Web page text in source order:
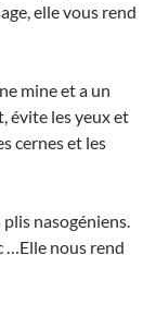
elle vous rend
mine et a un
évite les yeux et
cernes et les
nasogéniens.
…Elle nous rend